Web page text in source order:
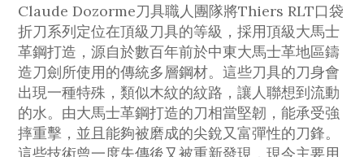
Claude Dozorme刀具職人團隊將Thiers RLT口袋
折刀系列定位在頂級刀具的等級，採用頂級大馬士
革鋼打造，源自於數百年前於中東大馬士革地區鑄
造刀劍所使用的傳統多層鋼材。這些刀具的刀身會
出現一種特殊，類似木紋的紋路，讓人聯想到流動
的水。由大馬士革鋼打造的刀相當堅韌，能承受強
摔重擊，並且能夠被磨成的尖銳又富彈性的刀鋒。
這些技術曾一度失傳後又被重新發現，現今主要用